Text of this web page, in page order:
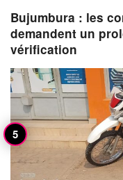
Bujumbura : les
demandent un
vérification